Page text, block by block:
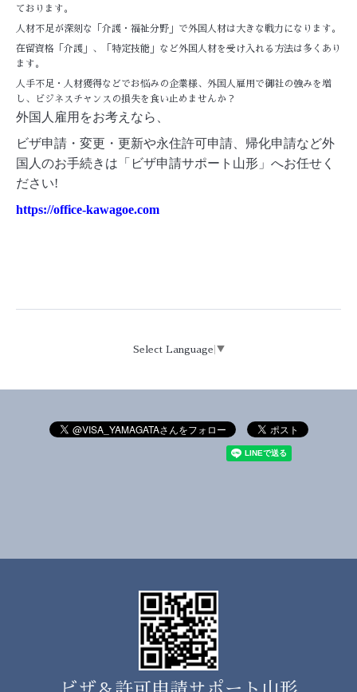
ております。
人材不足が深刻な「介護・福祉分野」で外国人材は大きな戦力になります。
在留資格「介護」、「特定技能」など外国人材を受け入れる方法は多くあり
ます。
人手不足・人材獲得などでお悩みの企業様、外国人雇用で御社の強みを増
し、ビジネスチャンスの損失を食い止めませんか？
外国人雇用をお考えなら、
ビザ申請・変更・更新や永住許可申請、帰化申請など外
国人のお手続きは「ビザ申請サポート山形」へお任せく
ださい!
https://office-kawagoe.com
Select Language ▼